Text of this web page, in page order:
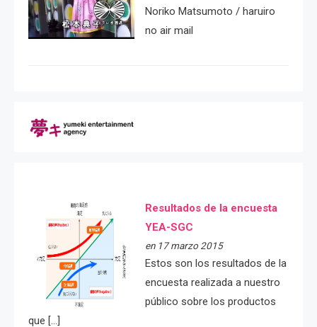
Noriko Matsumoto / haruiro
no air mail
Resultados de la encuesta
YEA-SGC
en 17 marzo 2015
Estos son los resultados de la
encuesta realizada a nuestro
público sobre los productos
que […]